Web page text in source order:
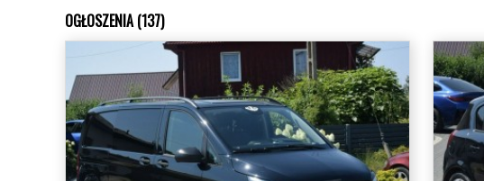
OGŁOSZENIA (137)